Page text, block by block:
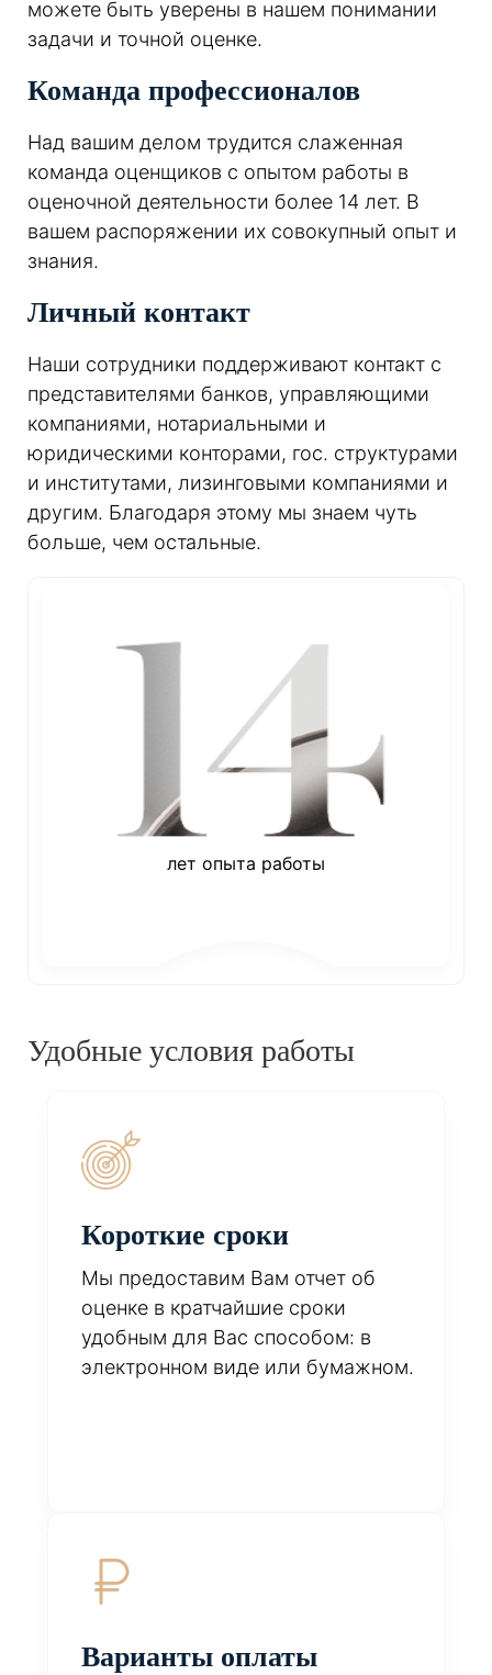
можете быть уверены в нашем понимании
задачи и точной оценке.
Команда профессионалов
Над вашим делом трудится слаженная
команда оценщиков с опытом работы в
оценочной деятельности более 14 лет. В
вашем распоряжении их совокупный опыт и
знания.
Личный контакт
Наши сотрудники поддерживают контакт с
представителями банков, управляющими
компаниями, нотариальными и
юридическими конторами, гос. структурами
и институтами, лизинговыми компаниями и
другим. Благодаря этому мы знаем чуть
больше, чем остальные.
лет опыта работы
Удобные условия работы
Короткие сроки
Мы предоставим Вам отчет об
оценке в кратчайшие сроки
удобным для Вас способом: в
электронном виде или бумажном.
Варианты оплаты